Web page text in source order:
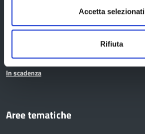
Accetta selezionati
Rifiuta
Concorsi e selezioni
In scadenza
Aree tematiche